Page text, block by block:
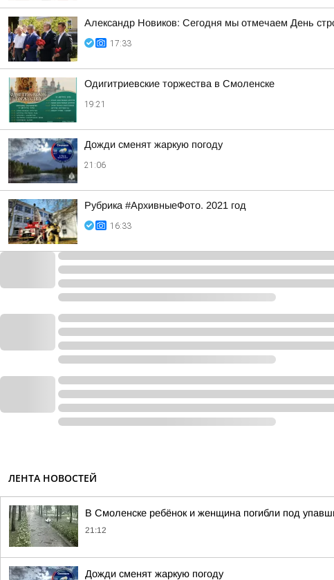
Александр Новиков: Сегодня мы отмечаем День
17:33
Одигитриевские торжества в Смоленске
19:21
Дожди сменят жаркую погоду
21:06
Рубрика #АрхивныеФото. 2021 год
16:33
ЛЕНТА НОВОСТЕЙ
В Смоленске ребёнок и женщина погибли под
21:12
Дожди сменят жаркую погоду